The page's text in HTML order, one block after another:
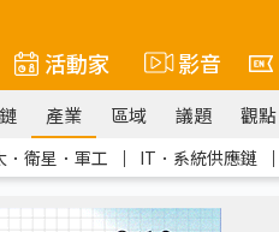
活動家 影音
產業 區域 議題 觀點
．衛星．軍工 ｜ IT．系統供應鏈 ｜